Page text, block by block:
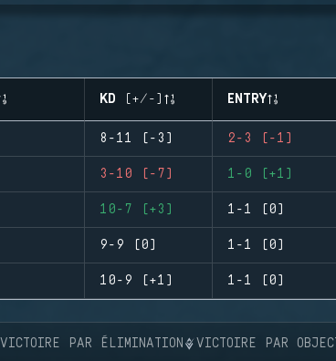
KD (+/-) ENTRY
8-11 (-3) 2-3 (-1)
3-10 (-7) 1-0 (+1)
10-7 (+3) 1-1 (0)
9-9 (0) 1-1 (0)
10-9 (+1) 1-1 (0)
VICTOIRE PAR ÉLIMINATION VICTOIRE PAR